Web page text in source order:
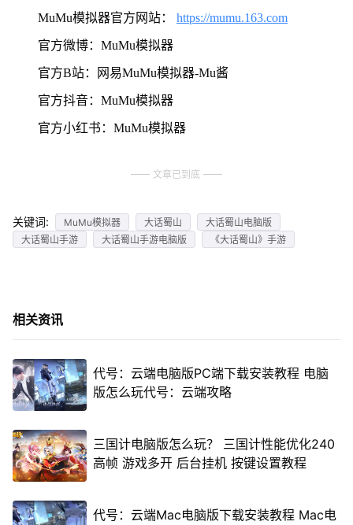
MuMu模拟器官方网站： https://mumu.163.com
官方微博：MuMu模拟器
官方B站：网易MuMu模拟器-Mu酱
官方抖音：MuMu模拟器
官方小红书：MuMu模拟器
文章已到底
关键词: MuMu模拟器 大话蜀山
大话蜀山电脑版
大话蜀山手游
大话蜀山手游电脑版 《大话蜀山》手游
相关资讯
代号：云端电脑版PC端下载安装教程 电脑
版怎么玩代号：云端攻略
三国计电脑版怎么玩？ 三国计性能优化240
高帧 游戏多开 后台挂机 按键设置教程
代号：云端Mac电脑版下载安装教程 Mac电